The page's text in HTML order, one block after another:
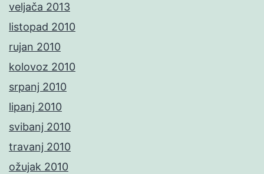
veljača 2013
listopad 2010
rujan 2010
kolovoz 2010
srpanj 2010
lipanj 2010
svibanj 2010
travanj 2010
ožujak 2010